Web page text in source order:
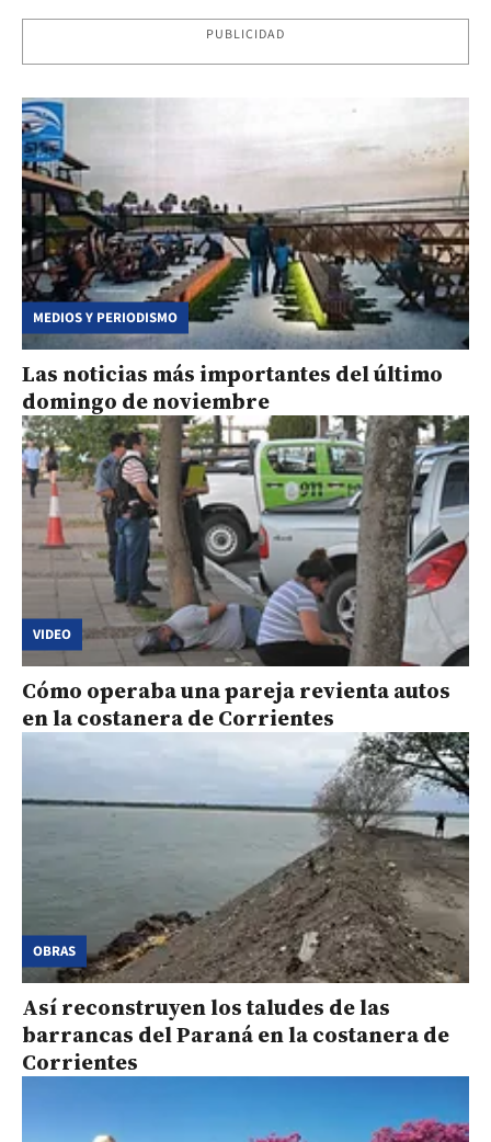
PUBLICIDAD
MEDIOS Y PERIODISMO
Las noticias más importantes del último
domingo de noviembre
VIDEO
Cómo operaba una pareja revienta autos
en la costanera de Corrientes
OBRAS
Así reconstruyen los taludes de las
barrancas del Paraná en la costanera de
Corrientes